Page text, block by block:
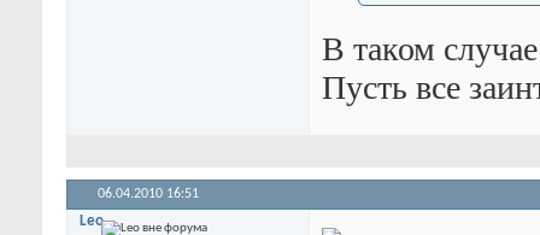
В таком
Пусть все
06.04.2010 16:51
Leo